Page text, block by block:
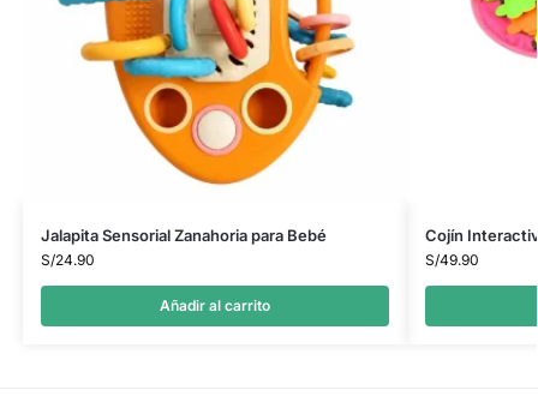
Jalapita Sensorial Zanahoria para Bebé
S/24.90
Añadir al carrito
Cojín
S/49.90